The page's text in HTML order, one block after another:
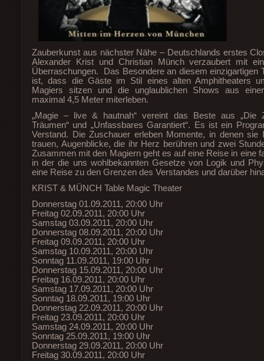
Zauberkunst aus nächster Nähe – Deutschlands erstes
Alexander Krist und Christian Münch verzaubert mit
Überraschungen. Das Besondere an diesem einzigartigen
ist, dass die Gäste im Stil eines alten Amphitheaters
Magiers sitzen und die unglaublichen Shows aus
maximal 4,5 Meter miterleben.
„Magie – live & hautnah“ vereint das Beste aus „Die
Träumen“ und „Unfassbares Garantiert“. Es ist ein
Verstand. Die Zuschauer erleben Momente, in denen sie
trauen, Augenblicke, die ihr Herz berühren und zwei
Zusammen mit den Magiern geht es auf eine Reise in eine
in der die uns wohlbekannten Gesetze von Logik und
eine Reise zu den Grenzen des Verstandes und darüber
KRIST & MÜNCH Table Magic Theater
Donnerstag 01.09.2011, 20:00 Uhr
Freitag 02.09.2011, 20:00 Uhr
Samstag 03.09.2011, 20:00 Uhr
Donnerstag 08.09.2011, 20:00 Uhr
Freitag 09.09.2011, 20:00 Uhr
Samstag 10.09.2011, 20:00 Uhr
Sonntag 11.09.2011, 19:00 Uhr
Donnerstag 15.09.2011, 20:00 Uhr
Freitag 16.09.2011, 20:00 Uhr
Samstag 17.09.2011, 20:00 Uhr
Sonntag 18.09.2011, 19:00 Uhr
Donnerstag 22.09.2011, 20:00 Uhr
Freitag 23.09.2011, 20:00 Uhr
Samstag 24.09.2011, 20:00 Uhr
Sonntag 25.09.2011, 19:00 Uhr
Donnerstag 29.09.2011, 20:00 Uhr
Freitag 30.09.2011, 20:00 Uhr